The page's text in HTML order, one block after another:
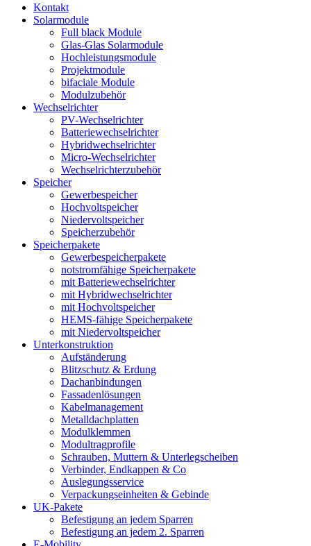
Kontakt
Solarmodule
Full black Module
Glas-Glas Solarmodule
Hochleistungsmodule
Projektmodule
bifaciale Module
Modulzubehör
Wechselrichter
PV-Wechselrichter
Batteriewechselrichter
Hybridwechselrichter
Micro-Wechselrichter
Wechselrichterzubehör
Speicher
Gewerbespeicher
Hochvoltspeicher
Niedervoltspeicher
Speicherzubehör
Speicherpakete
Gewerbespeicherpakete
notstromfähige Speicherpakete
mit Batteriewechselrichter
mit Hybridwechselrichter
mit Hochvoltspeicher
HEMS-fähige Speicherpakete
mit Niedervoltspeicher
Unterkonstruktion
Aufständerung
Blitzschutz & Erdung
Dachanbindungen
Fassadenlösungen
Kabelmanagement
Metalldachplatten
Modulklemmen
Modultragprofile
Schrauben, Muttern & Unterlegscheiben
Verbinder, Endkappen & Co
Auslegungsservice
Verpackungseinheiten & Gebinde
UK-Pakete
Befestigung an jedem Sparren
Befestigung an jedem 2. Sparren